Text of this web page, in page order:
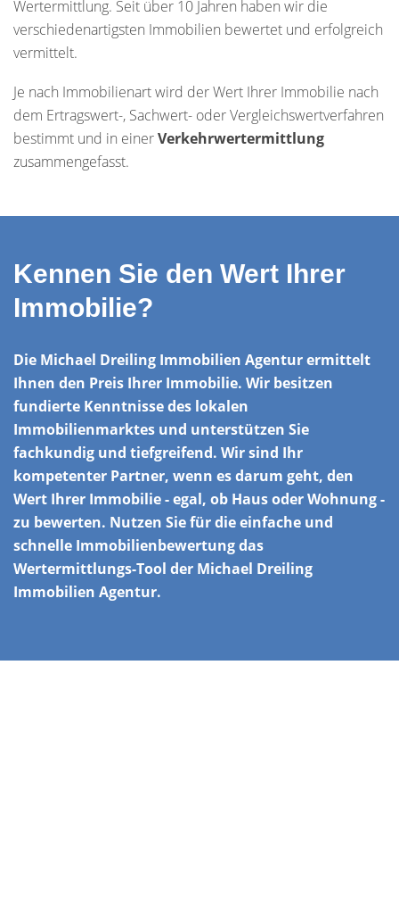
Wertermittlung. Seit über 10 Jahren haben wir die
verschiedenartigsten Immobilien bewertet und erfolgreich
vermittelt.
Je nach Immobilienart wird der Wert Ihrer Immobilie nach
dem Ertragswert-, Sachwert- oder Vergleichswertverfahren
bestimmt und in einerVerkehrwertermittlung
zusammengefasst.
Kennen Sie den Wert Ihrer
Immobilie?
Die Michael Dreiling Immobilien Agentur ermittelt
Ihnen den Preis Ihrer Immobilie. Wir besitzen
fundierte Kenntnisse des lokalen
Immobilienmarktes und unterstützen Sie
fachkundig und tiefgreifend. Wir sind Ihr
kompetenter Partner, wenn es darum geht, den
Wert Ihrer Immobilie - egal, ob Haus oder Wohnung -
zu bewerten. Nutzen Sie für die einfache und
schnelle Immobilienbewertung das
Wertermittlungs-Tool der Michael Dreiling
Immobilien Agentur.